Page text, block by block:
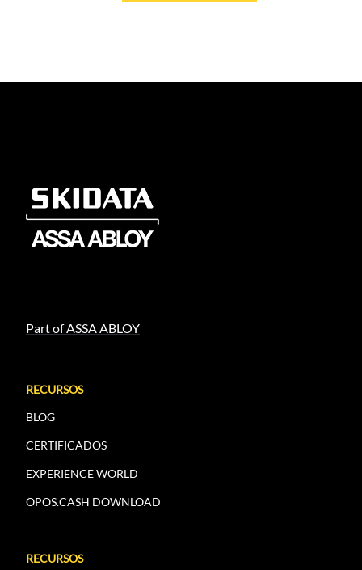
Part of ASSA ABLOY
RECURSOS
BLOG
CERTIFICADOS
EXPERIENCE WORLD
OPOS.CASH DOWNLOAD
RECURSOS